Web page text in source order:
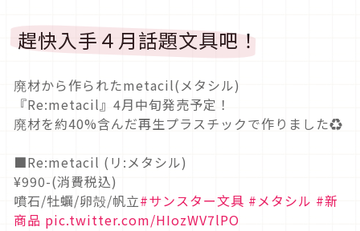
趕快入手４月話題文具吧！
廃材から作られたmetacil(メタシル)
『Re:metacil』4月中旬発売予定！
廃材を約40%含んだ再生プラスチックで作りました♻️
■Re:metacil (リ:メタシル)
¥990-(消費税込)
噴石/牡蠣/卵殻/帆立#サンスター文具 #メタシル #新
商品 pic.twitter.com/HIozWV7lPO